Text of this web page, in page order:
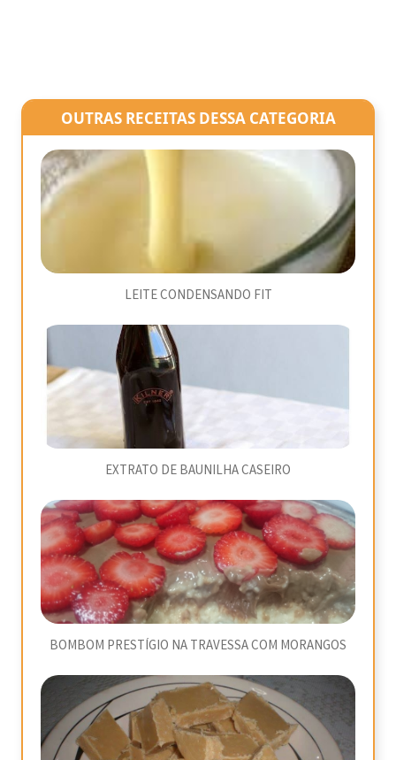
OUTRAS RECEITAS DESSA CATEGORIA
LEITE CONDENSANDO FIT
EXTRATO DE BAUNILHA CASEIRO
BOMBOM PRESTÍGIO NA TRAVESSA COM MORANGOS